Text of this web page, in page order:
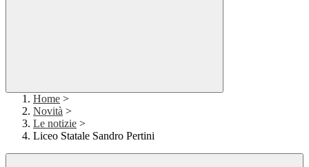
Home >
Novità >
Le notizie >
Liceo Statale Sandro Pertini